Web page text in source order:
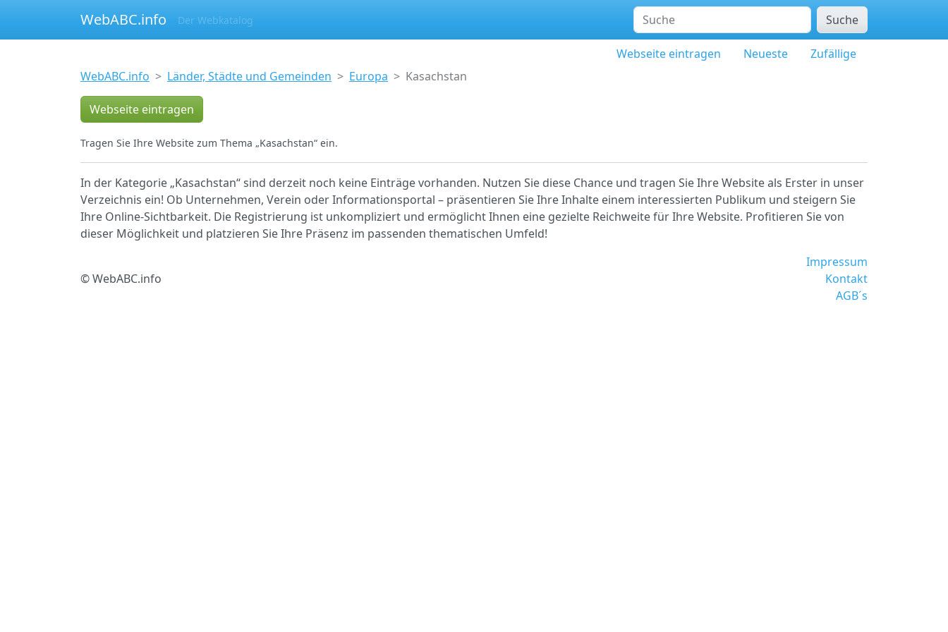
WebABC.info Der Webkatalog Suche
Webseite eintragen Neueste
Zufällige
WebABC.info
Länder, Städte und Gemeinden Europa Kasachstan
Webseite eintragen
Tragen Sie Ihre Website zum Thema „Kasachstan“ ein.
In der Kategorie „Kasachstan“ sind derzeit noch keine Einträge vorhanden. Nutzen Sie diese Chance und tragen Sie Ihre Website als Erster in unser
Verzeichnis ein! Ob Unternehmen, Verein oder Informationsportal – präsentieren Sie Ihre Inhalte einem interessierten Publikum und steigern Sie
Ihre Online-Sichtbarkeit. Die Registrierung ist unkompliziert und ermöglicht Ihnen eine gezielte Reichweite für Ihre Website. Profitieren Sie von
dieser Möglichkeit und platzieren Sie Ihre Präsenz im passenden thematischen Umfeld!
© WebABC.info
Impressum
Kontakt
AGB´s